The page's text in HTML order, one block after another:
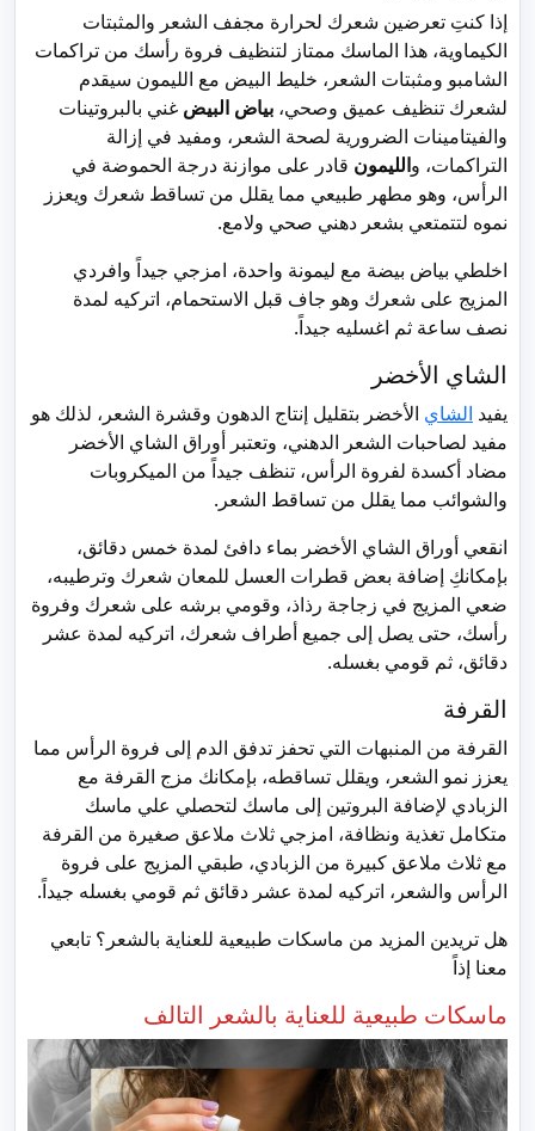
إذا كنتِ تعرضين شعرك لحرارة مجفف الشعر والمثبتات
الكيماوية، هذا الماسك ممتاز لتنظيف فروة رأسك من تراكمات
الشامبو ومثبتات الشعر، خليط البيض مع الليمون سيقدم
لشعرك تنظيف عميق وصحي، بياض البيض غني بالبروتينات
والفيتامينات الضرورية لصحة الشعر، ومفيد في إزالة
التراكمات، والليمون قادر على موازنة درجة الحموضة في
الرأس، وهو مطهر طبيعي مما يقلل من تساقط شعرك ويعزز
نموه لتتمتعي بشعر دهني صحي ولامع.
اخلطي بياض بيضة مع ليمونة واحدة، امزجي جيداً وافردي
المزيج على شعرك وهو جاف قبل الاستحمام، اتركيه لمدة
نصف ساعة ثم اغسليه جيداً.
الشاي الأخضر
يفيد الشاي الأخضر بتقليل إنتاج الدهون وقشرة الشعر، لذلك هو
مفيد لصاحبات الشعر الدهني، وتعتبر أوراق الشاي الأخضر
مضاد أكسدة لفروة الرأس، تنظف جيداً من الميكروبات
والشوائب مما يقلل من تساقط الشعر.
انقعي أوراق الشاي الأخضر بماء دافئ لمدة خمس دقائق،
بإمكانكِ إضافة بعض قطرات العسل للمعان شعرك وترطيبه،
ضعي المزيج في زجاجة رذاذ، وقومي برشه على شعرك وفروة
رأسك، حتى يصل إلى جميع أطراف شعرك، اتركيه لمدة عشر
دقائق، ثم قومي بغسله.
القرفة
القرفة من المنبهات التي تحفز تدفق الدم إلى فروة الرأس مما
يعزز نمو الشعر، ويقلل تساقطه، بإمكانك مزج القرفة مع
الزبادي لإضافة البروتين إلى ماسك لتحصلي علي ماسك
متكامل تغذية ونظافة، امزجي ثلاث ملاعق صغيرة من القرفة
مع ثلاث ملاعق كبيرة من الزبادي، طبقي المزيج على فروة
الرأس والشعر، اتركيه لمدة عشر دقائق ثم قومي بغسله جيداً.
هل تريدين المزيد من ماسكات طبيعية للعناية بالشعر؟ تابعي
معنا إذاً
ماسكات طبيعية للعناية بالشعر التالف